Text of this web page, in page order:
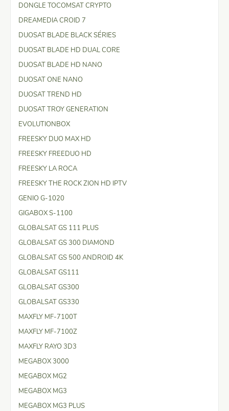
DONGLE TOCOMSAT CRYPTO
DREAMEDIA CROID 7
DUOSAT BLADE BLACK SÉRIES
DUOSAT BLADE HD DUAL CORE
DUOSAT BLADE HD NANO
DUOSAT ONE NANO
DUOSAT TREND HD
DUOSAT TROY GENERATION
EVOLUTIONBOX
FREESKY DUO MAX HD
FREESKY FREEDUO HD
FREESKY LA ROCA
FREESKY THE ROCK ZION HD IPTV
GENIO G-1020
GIGABOX S-1100
GLOBALSAT GS 111 PLUS
GLOBALSAT GS 300 DIAMOND
GLOBALSAT GS 500 ANDROID 4K
GLOBALSAT GS111
GLOBALSAT GS300
GLOBALSAT GS330
MAXFLY MF-7100T
MAXFLY MF-7100Z
MAXFLY RAYO 3D3
MEGABOX 3000
MEGABOX MG2
MEGABOX MG3
MEGABOX MG3 PLUS